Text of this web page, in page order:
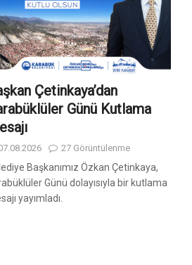
Çetinkaya’dan
Günü Kutlama
27 Görüntülenme
Başkanımız Özkan Çetinkaya,
Günü dolayısıyla bir kutlama
yayımladı.